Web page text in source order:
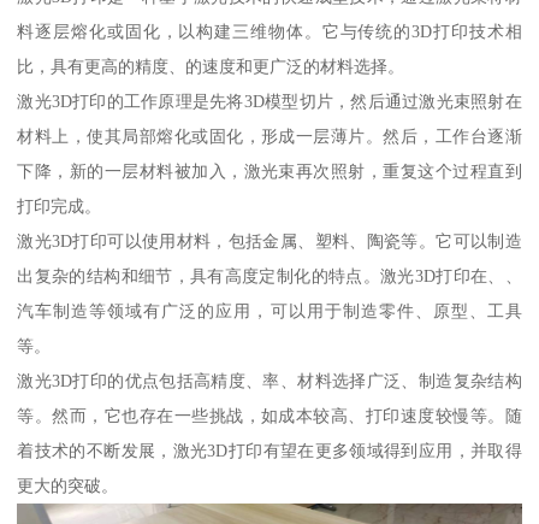
料逐层熔化或固化，以构建三维物体。它与传统的3D打印技术相
比，具有更高的精度、的速度和更广泛的材料选择。
激光3D打印的工作原理是先将3D模型切片，然后通过激光束照射在
材料上，使其局部熔化或固化，形成一层薄片。然后，工作台逐渐
下降，新的一层材料被加入，激光束再次照射，重复这个过程直到
打印完成。
激光3D打印可以使用材料，包括金属、塑料、陶瓷等。它可以制造
出复杂的结构和细节，具有高度定制化的特点。激光3D打印在、、
汽车制造等领域有广泛的应用，可以用于制造零件、原型、工具
等。
激光3D打印的优点包括高精度、率、材料选择广泛、制造复杂结构
等。然而，它也存在一些挑战，如成本较高、打印速度较慢等。随
着技术的不断发展，激光3D打印有望在更多领域得到应用，并取得
更大的突破。